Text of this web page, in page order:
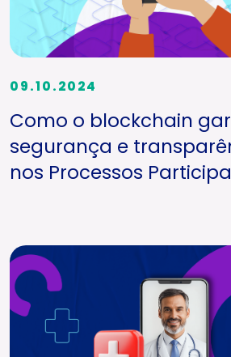
09.10.2024
Como o blockchain
segurança e
nos Processos